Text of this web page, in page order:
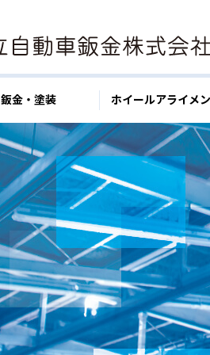
鈑金・塗装 ホイールアライメ